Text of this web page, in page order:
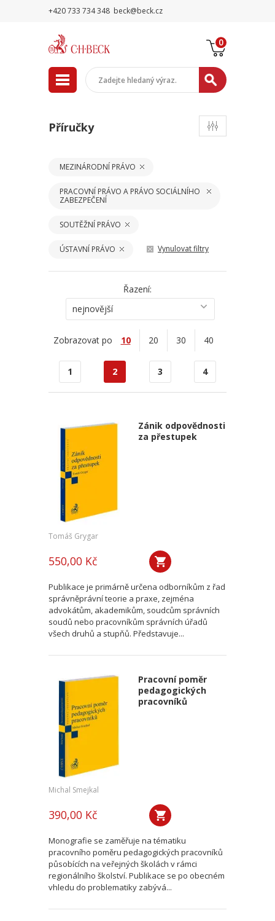
+420 733 734 348 beck@beck.cz
0
Příručky
MEZINÁRODNÍ PRÁVO
PRACOVNÍ PRÁVO A PRÁVO SOCIÁLNÍHO
ZABEZPEČENÍ
SOUTĚŽNÍ PRÁVO
ÚSTAVNÍ PRÁVO Vynulovat filtry
Řazení:
nejnovější
Zobrazovat po 10 20 30 40
1 2 3 4
Zánik odpovědnosti
za přestupek
Tomáš Grygar
550,00 Kč
Publikace je primárně určena odborníkům z řad
správněprávní teorie a praxe, zejména
advokátům, akademikům, soudcům správních
soudů nebo pracovníkům správních úřadů
všech druhů a stupňů. Představuje...
Pracovní poměr
pedagogických
pracovníků
Michal Smejkal
390,00 Kč
Monografie se zaměřuje na tématiku
pracovního poměru pedagogických pracovníků
působících na veřejných školách v rámci
regionálního školství. Publikace se po obecném
vhledu do problematiky zabývá...